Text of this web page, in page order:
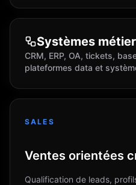
Systèmes métier
CRM, ERP, OA, tickets,
plateformes data et
SALES
Ventes orientées
Qualification de leads,